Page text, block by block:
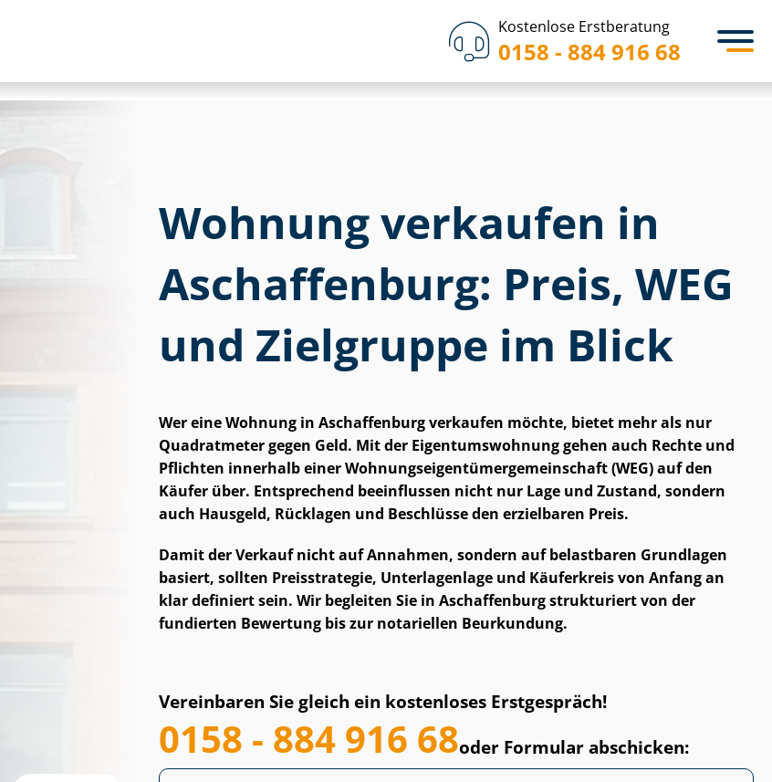
Kostenlose Erstberatung
0158 - 884 916 68
Wohnung verkaufen in
Aschaffenburg: Preis, WEG
und Zielgruppe im Blick
Wer eine Wohnung in Aschaffenburg verkaufen möchte, bietet mehr als nur
Quadratmeter gegen Geld. Mit der Ei­gen­tums­woh­nung gehen auch Rechte und
Pflichten innerhalb einer Woh­nungs­ei­gen­tü­mer­ge­mein­schaft (WEG) auf den
Käufer über. Entsprechend beeinflussen nicht nur Lage und Zustand, sondern
auch Hausgeld, Rücklagen und Beschlüsse den erzielbaren Preis.
Damit der Verkauf nicht auf Annahmen, sondern auf belastbaren Grundlagen
basiert, sollten Preisstrategie, Unterlagenlage und Käuferkreis von Anfang an
klar definiert sein. Wir begleiten Sie in Aschaffenburg strukturiert von der
fundierten Bewertung bis zur notariellen Beurkundung.
Vereinbaren Sie gleich ein kostenloses Erstgespräch!
0158 - 884 916 68oder Formular abschicken: